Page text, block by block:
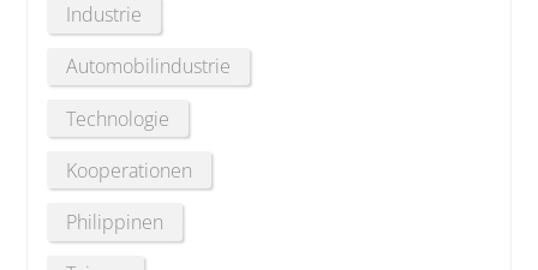
Industrie
Automobilindustrie
Technologie
Kooperationen
Philippinen